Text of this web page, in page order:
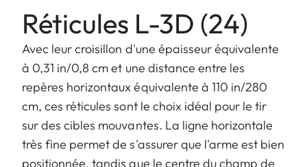
Réticules L-3D (24)
Avec leur croisillon d'une épaisseur équivalente
à 0,31 in/0,8 cm et une distance entre les
repères horizontaux équivalente à 110 in/280
cm, ces réticules sont le choix idéal pour le tir
sur des cibles mouvantes. La ligne horizontale
très fine permet de s'assurer que l'arme est bien
positionnée, tandis que le centre du champ de